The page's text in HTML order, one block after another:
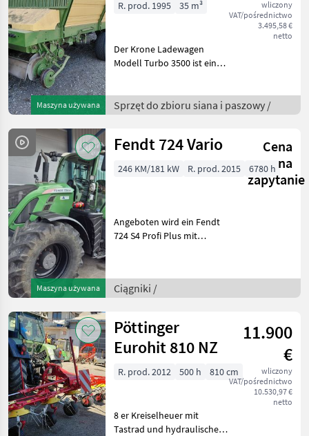
Maszyna używana
wliczony
VAT/pośrednictwo
3.495,58 €
netto
R. prod. 1995 35 m³
Der Krone Ladewagen
Modell Turbo 3500 ist ein
effiziente Ernte und den
Transport von Silage mit 35
Sprzęt do zbioru siana i paszowy /
Maszyna używana
Fendt 724 Vario
Cena
na
zapytanie
246 KM/181 kW R. prod. 2015 6780 h
Angeboten wird ein Fendt
724 S4 Profi Plus mit
Umbau auf Voll-LED -
Druckluftbremse - Hyd
Ciągniki /
Pöttinger
Eurohit 810 NZ
11.900
€
wliczony
VAT/pośrednictwo
10.530,97 €
netto
R. prod. 2012 500 h 810 cm
8 er Kreiselheuer mit
Tastrad und hydraulische